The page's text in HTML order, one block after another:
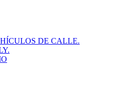
DE CALLE.